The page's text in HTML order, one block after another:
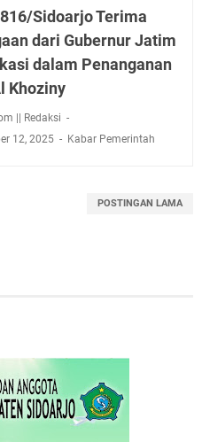
Sidoarjo Terima
dari Gubernur Jatim
dalam Penanganan
Khoziny
|| Redaksi
12, 2025
Kabar Pemerintah
POSTINGAN LAMA